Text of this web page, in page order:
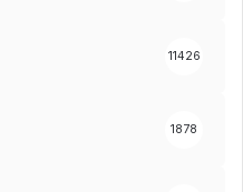
11426
1878